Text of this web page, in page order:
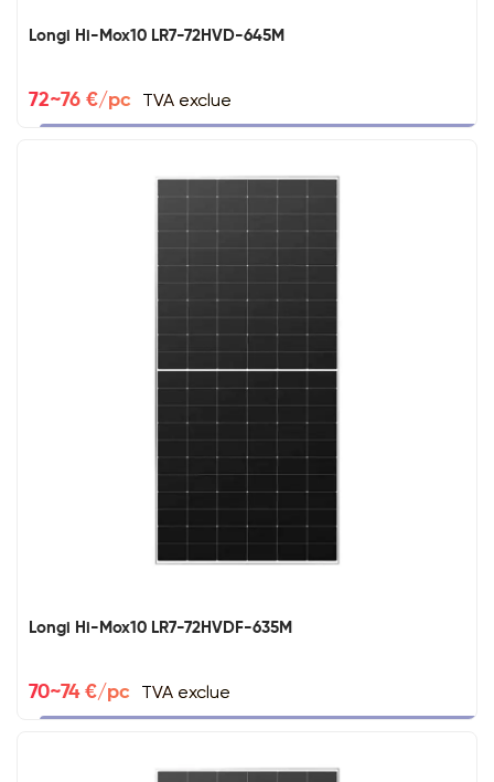
Longi Hi-Mox10 LR7-72HVD-645M
72~76 €/pc TVA exclue
Longi Hi-Mox10 LR7-72HVDF-635M
70~74 €/pc TVA exclue